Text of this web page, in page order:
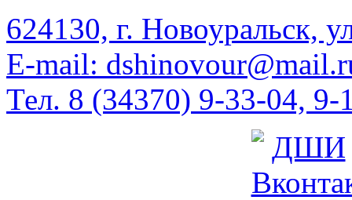
624130, г. Новоуральск,
E-mail:
Тел. 8 (34370) 9-33-04, 9-